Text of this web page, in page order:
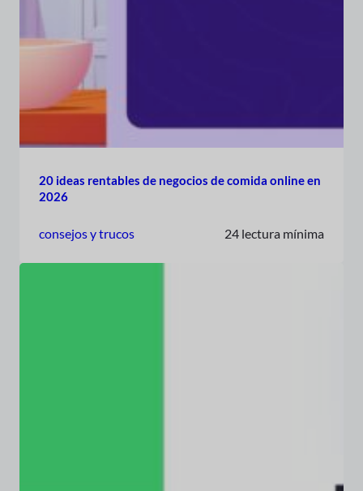
20 ideas rentables de negocios de comida online en
2026
consejos y trucos 24 lectura mínima